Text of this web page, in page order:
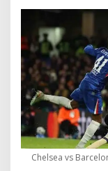
Chelsea vs